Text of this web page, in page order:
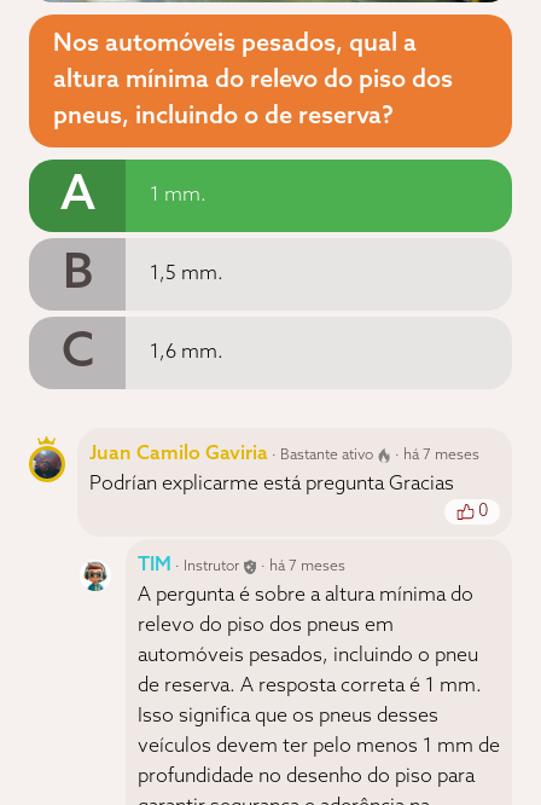
Nos automóveis pesados, qual a
altura mínima do relevo do piso dos
pneus, incluindo o de reserva?
A 1 mm.
B 1,5 mm.
C 1,6 mm.
Juan Camilo Gaviria · Bastante ativo · há 7 meses
Podrían explicarme está pregunta Gracias
0
TIM · Instrutor · há 7 meses
A pergunta é sobre a altura mínima do
relevo do piso dos pneus em
automóveis pesados, incluindo o pneu
de reserva. A resposta correta é 1 mm.
Isso significa que os pneus desses
veículos devem ter pelo menos 1 mm de
profundidade no desenho do piso para